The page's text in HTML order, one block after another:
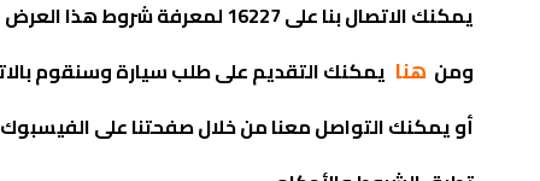
يمكنك الاتصال بنا على 16227 لمعرفة شروط هذا العرض وإذا كانت تناسبك آم لا
ومن هنا يمكنك التقديم على طلب سيارة وسنقوم
أو يمكنك التواصل معنا من خلال صفحتنا على